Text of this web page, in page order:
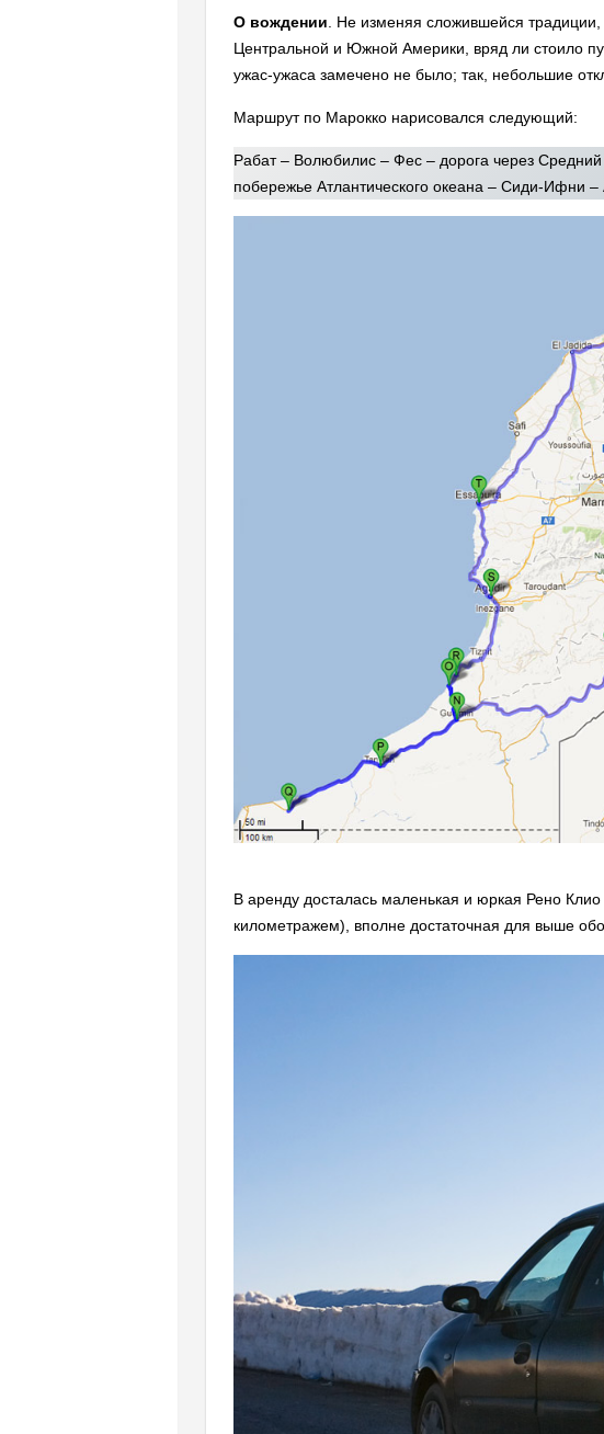
О вождении . Не изменяя сложившейся
Центральной и Южной Америки, вряд ли стоило
ужас-ужаса замечено не было; так, небольшие
Маршрут по Марокко нарисовался следующий:
Рабат – Волюбилис – Фес – дорога через
побережье Атлантического океана – Сиди-Ифни
В аренду досталась маленькая и юркая Рено
километражем), вполне достаточная для выше